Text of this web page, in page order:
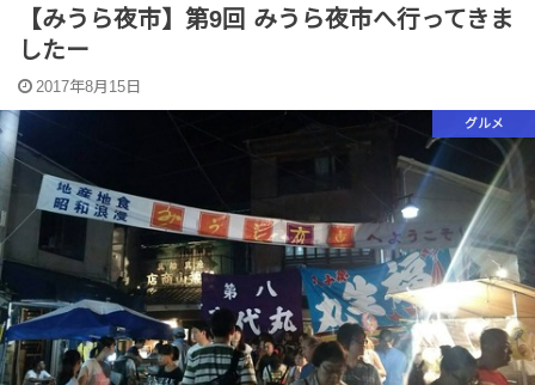
【みうら夜市】第9回 みうら夜市へ行ってきま
したー
2017年8月15日
グルメ